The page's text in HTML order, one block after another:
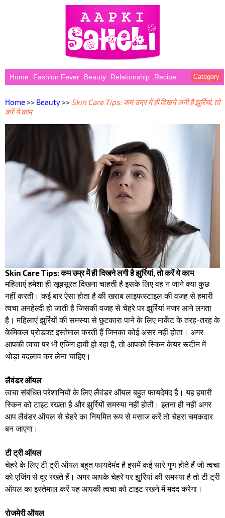
Home Fashion Fever Beauty Relationship Recipe Category
Home >> Beauty >> Skin Care Tips: कम उम्र में ही दिखने लगी है झुर्रियां, तो
करें ये काम
Skin Care Tips: कम उम्र में ही दिखने लगी है झुर्रियां, तो करें ये काम
महिलाएं हमेशा ही खूबसूरत दिखना चाहती है इसके लिए वह न जाने क्या कुछ
नहीं करती। कई बार ऐसा होता है की खराब लाइफस्टाइल की वजह से हमारी
त्वचा अनहेल्दी हो जाती है जिसकी वजह से चेहरे पर झुर्रियां नजर आने लगता
है। महिलाएं झुर्रियों की समस्या से छुटकारा पाने के लिए मार्केट के तरह-तरह के
केमिकल प्रोडक्ट इस्तेमाल करती हैं जिनका कोई असर नहीं होता। अगर
आपकी त्वचा पर भी एजिंग हावी हो रहा है, तो आपको स्किन केयर रूटीन में
थोड़ा बदलाव कर लेना चाहिए।
लैवंडर ऑयल
त्वचा संबंधित परेशानियों के लिए लैवंडर ऑयल बहुत फायदेमंद है। यह हमारी
स्किन को टाइट रखता है और झुर्रियों समस्या नहीं होती। इतना ही नहीं अगर
आप लैवंडर ऑयल से चेहरे का नियमित रूप से मसाज करें तो चेहरा चमकदार
बन जाएगा।
टी ट्री ऑयल
चेहरे के लिए टी ट्री ऑयल बहुत फायदेमंद है इसमें कई सारे गुण होते हैं जो त्वचा
को एजिंग से दूर रखते हैं। अगर आपके चेहरे पर झुर्रियां की समस्या है तो टी ट्री
ऑयल का इस्तेमाल करें यह आपकी त्वचा को टाइट रखने में मदद करेगा।
रोजमेरी ऑयल